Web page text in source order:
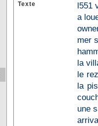
Texte
l551
a
mer
la
le
la
une